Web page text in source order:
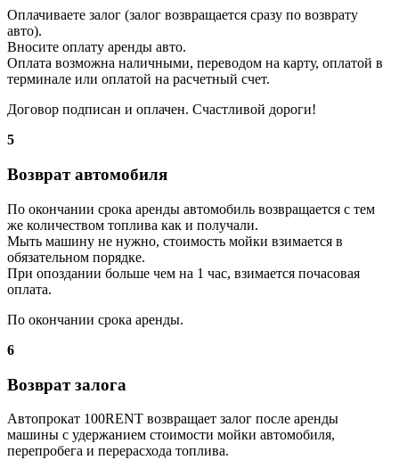
Оплачиваете залог (залог возвращается сразу по возврату
авто).
Вносите оплату аренды авто.
Оплата возможна наличными, переводом на карту, оплатой в
терминале или оплатой на расчетный счет.
Договор подписан и оплачен. Счастливой дороги!
5
Возврат автомобиля
По окончании срока аренды автомобиль возвращается с тем
же количеством топлива как и получали.
Мыть машину не нужно, стоимость мойки взимается в
обязательном порядке.
При опоздании больше чем на 1 час, взимается почасовая
оплата.
По окончании срока аренды.
6
Возврат залога
Автопрокат 100RENT возвращает залог после аренды
машины с удержанием стоимости мойки автомобиля,
перепробега и перерасхода топлива.